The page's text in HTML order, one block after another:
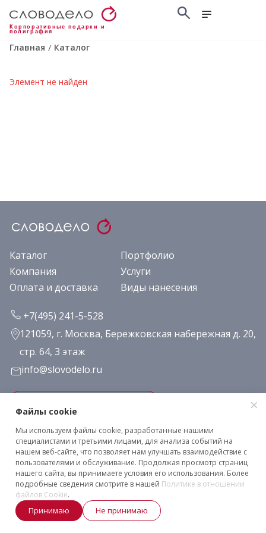
Корпоративные подарки и
полиграфия
Главная / Каталог
Элемент не найден
Каталог
Портфолио
Компания
Услуги
Оплата и доставка
Виды нанесения
+7(495) 241-5-528
121059, г. Москва, Бережковская набережная д. 20,
стр. 64, 3 этаж
info@slovodelo.ru
Заказать звонок
Подписаться на рассылку
Клиентское соглашение
Политика конфиденциальности
2026 © «Словодело». Все права защищены
Файлы cookie
Мы используем файлы cookie, разработанные нашими
специалистами и третьими лицами, для анализа событий на
нашем веб-сайте, что позволяет нам улучшать взаимодействие с
пользователями и обслуживание. Продолжая просмотр страниц
нашего сайта, вы принимаете условия его использования. Более
подробные сведения смотрите в нашей Политике в отношении
файлов Cookie.
Принимаю Не принимаю